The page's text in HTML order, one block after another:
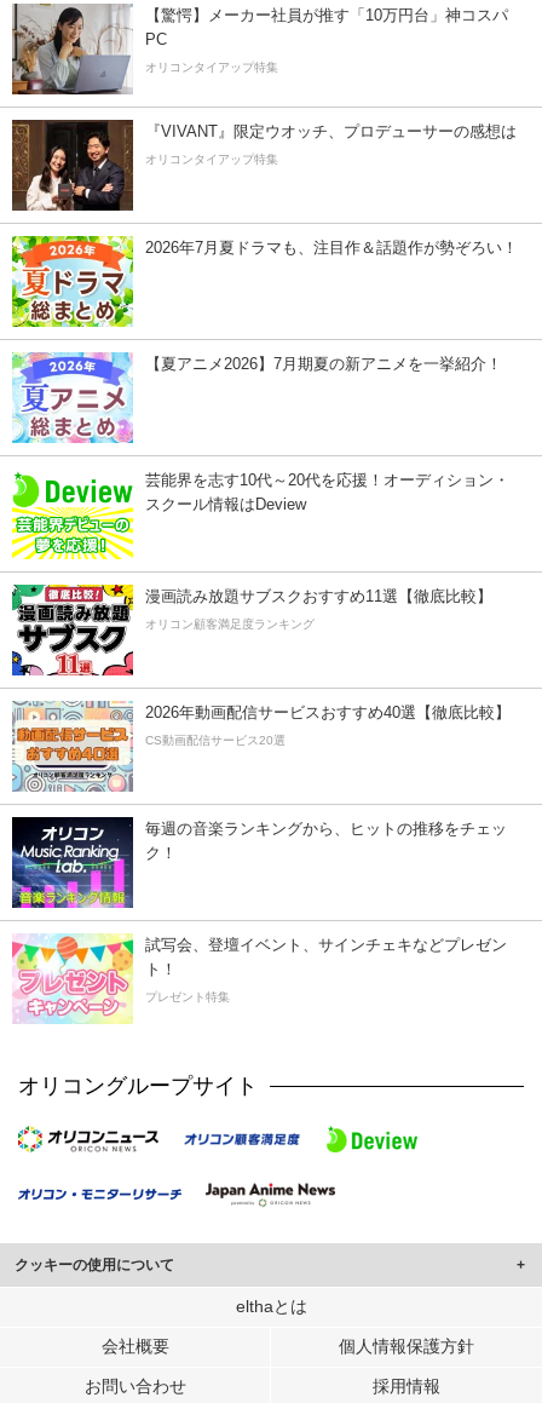
【驚愕】メーカー社員が推す「10万円台」神コスパ
PC
オリコンタイアップ特集
『VIVANT』限定ウオッチ、プロデューサーの感想は
オリコンタイアップ特集
2026年7月夏ドラマも、注目作＆話題作が勢ぞろい！
【夏アニメ2026】7月期夏の新アニメを一挙紹介！
芸能界を志す10代～20代を応援！オーディション・
スクール情報はDeview
漫画読み放題サブスクおすすめ11選【徹底比較】
オリコン顧客満足度ランキング
2026年動画配信サービスおすすめ40選【徹底比較】
CS動画配信サービス20選
毎週の音楽ランキングから、ヒットの推移をチェッ
ク！
試写会、登壇イベント、サインチェキなどプレゼン
ト！
プレゼント特集
オリコングループサイト
クッキーの使用について
このサイトでは Cookie を使用して、ユーザーに合わせたコンテンツや広告の
行っています。
メディアや広告配信、データ解析の各パートナーに提供しています。
elthaとは
会社概要 個人情報保護方針
お問い合わせ 採用情報